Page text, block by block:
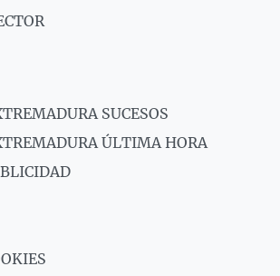
SUCESOS
ÚLTIMA HORA